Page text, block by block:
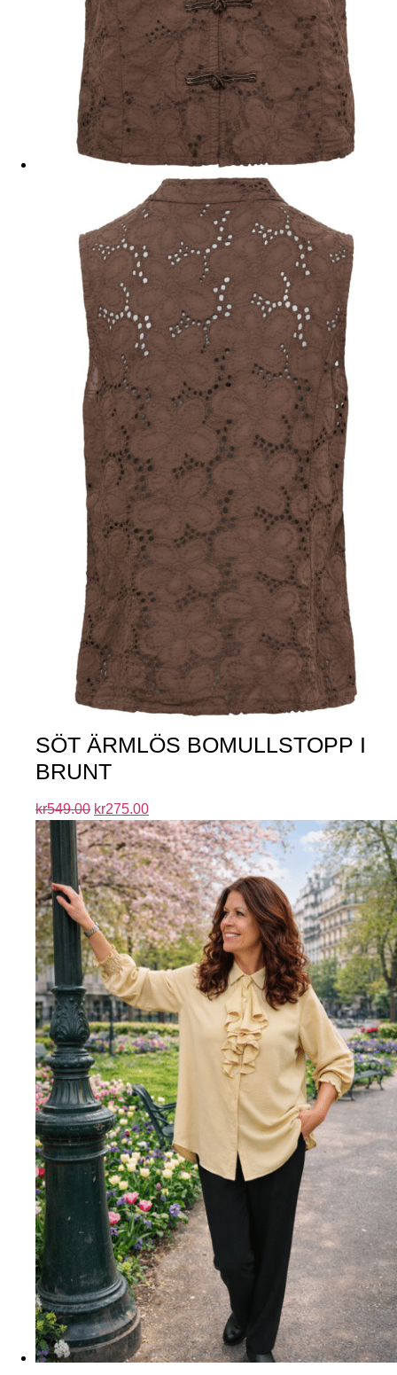
SÖT ÄRMLÖS BOMULLSTOPP I
BRUNT
kr549.00 kr275.00